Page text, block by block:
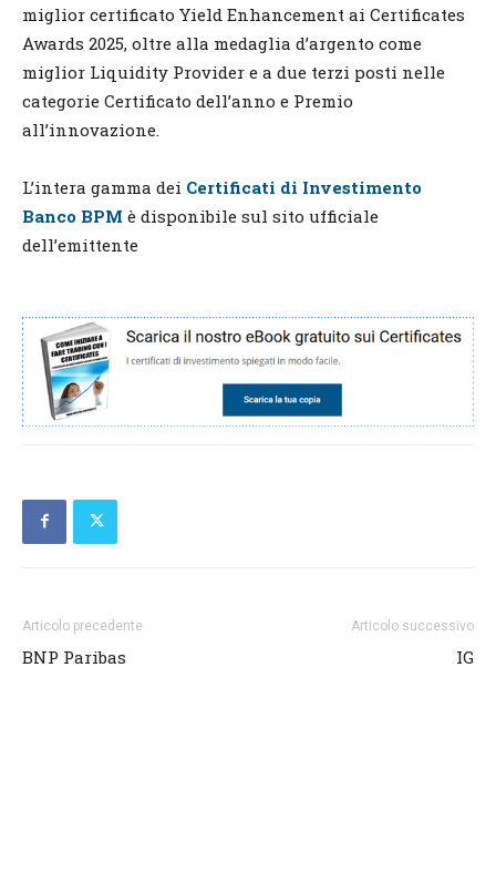
miglior certificato Yield Enhancement ai Certificates
Awards 2025, oltre alla medaglia d’argento come
miglior Liquidity Provider e a due terzi posti nelle
categorie Certificato dell’anno e Premio
all’innovazione.
L’intera gamma dei Certificati di Investimento
Banco BPM è disponibile sul sito ufficiale
dell’emittente
Articolo precedente
BNP Paribas
Articolo successivo
IG